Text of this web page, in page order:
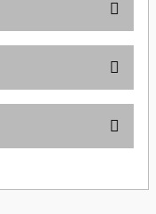
kullanarak tarafımıza